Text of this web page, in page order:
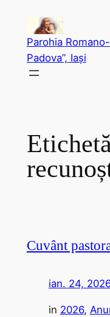
conținutParohia
Padova”, Iași
Cuvânt
ian. 24,
in 2026,